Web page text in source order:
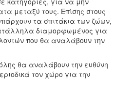
μεταξύ τους. Επίσης στους
τα σπιτάκια των ζώων,
διαμορφωμένος για
που θα αναλάβουν την
θα αναλάβουν την ευθύνη
τον χώρο για την